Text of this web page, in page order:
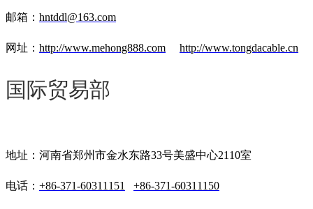
邮箱： hntddl@163.com
网址： http://www.mehong888.com http://www.tongdacable.cn
国际贸易部
地址：河南省郑州市金水东路33号美盛中心2110室
电话： +86-371-60311151 +86-371-60311150